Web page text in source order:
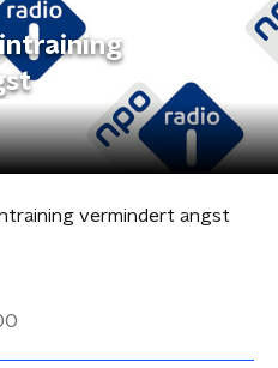
vermindert angst